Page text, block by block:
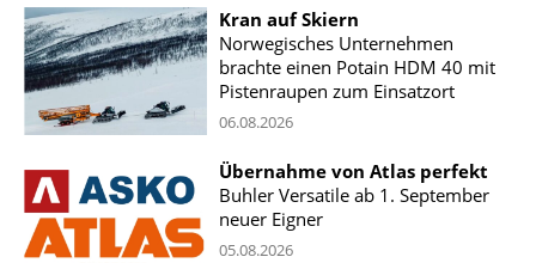
Kran auf Skiern
Norwegisches Unternehmen
brachte einen Potain HDM 40 mit
Pistenraupen zum Einsatzort
06.08.2026
Übernahme von Atlas perfekt
Buhler Versatile ab 1. September
neuer Eigner
05.08.2026